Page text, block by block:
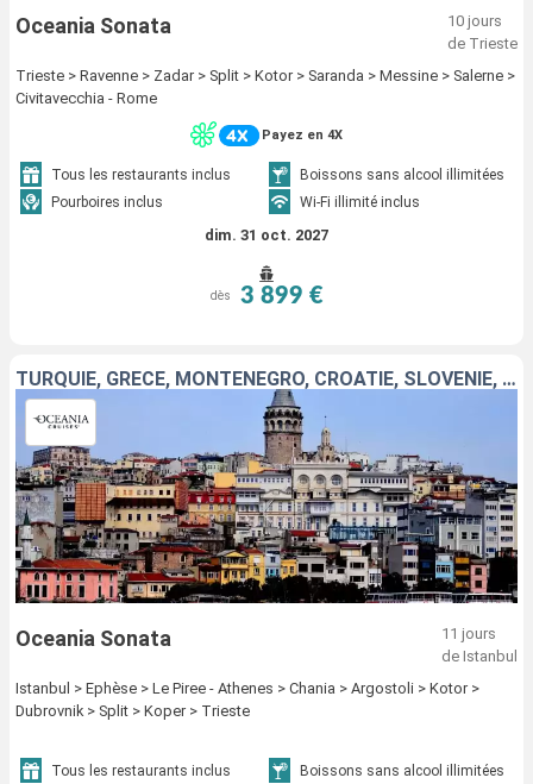
Oceania Sonata
10 jours
de Trieste
Trieste > Ravenne > Zadar > Split > Kotor > Saranda > Messine > Salerne >
Civitavecchia - Rome
Payez en 4X
Tous les restaurants inclus
Boissons sans alcool illimitées
Pourboires inclus
Wi-Fi illimité inclus
dim. 31 oct. 2027
dès 3 899 €
TURQUIE, GRÈCE, MONTÉNÉGRO, CROATIE, SLOVÉNIE, ITALIE
Oceania Sonata
11 jours
de Istanbul
Istanbul > Ephèse > Le Piree - Athenes > Chania > Argostoli > Kotor >
Dubrovnik > Split > Koper > Trieste
Tous les restaurants inclus
Boissons sans alcool illimitées